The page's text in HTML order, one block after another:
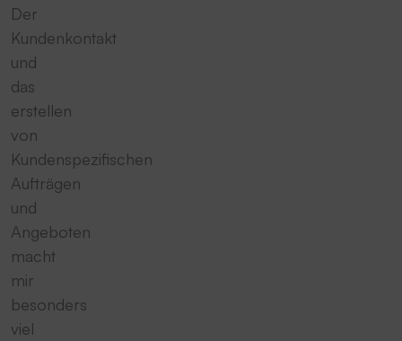
Der
Kundenkontakt
und
das
erstellen
von
Kundenspezifischen
Aufträgen
und
Angeboten
macht
mir
besonders
viel